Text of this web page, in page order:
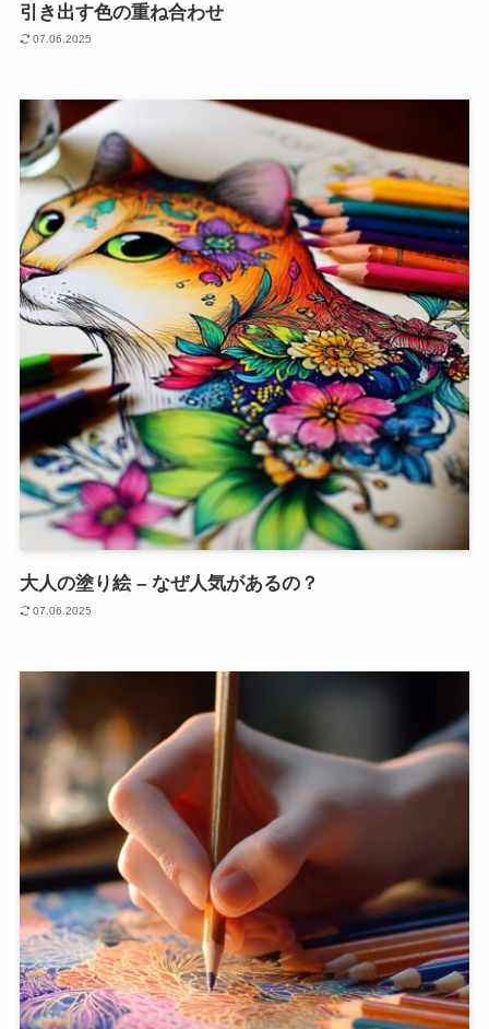
引き出す色の重ね合わせ
07.06.2025
大人の塗り絵 – なぜ人気があるの？
07.06.2025